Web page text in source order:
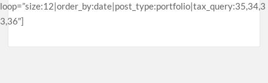
loop=”size:12|order_by:date|post_type:portfolio|tax_query:35,34,3
3,36″]